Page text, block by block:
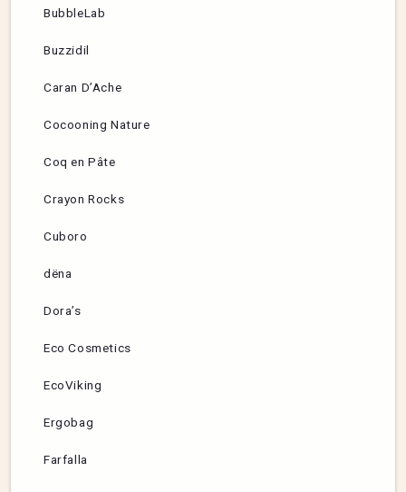
BubbleLab
Buzzidil
Caran D’Ache
Cocooning Nature
Coq en Pâte
Crayon Rocks
Cuboro
dëna
Dora’s
Eco Cosmetics
EcoViking
Ergobag
Farfalla